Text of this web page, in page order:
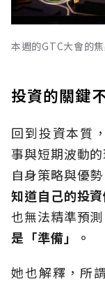
本週的GTC大會的
投資的關鍵
回到投資本質
事與短期波動
自身策略與優勢
知道自己的投資
也無法精準預測
是「準備」。
她也解釋，所